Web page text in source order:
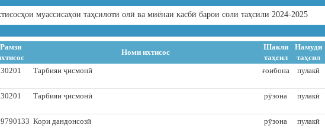
муассисаҳои таҳсилоти олӣ ва миёнаи касбӣ барои соли таҳсили 2024-2025
Рамзи
Номи ихтисос
Шакли
таҳсил
Намуди
таҳсил
Тарбияи ҷисмонӣ ғоибона пулакӣ
Тарбияи ҷисмонӣ рӯзона пулакӣ
Кори дандонсозӣ рӯзона пулакӣ